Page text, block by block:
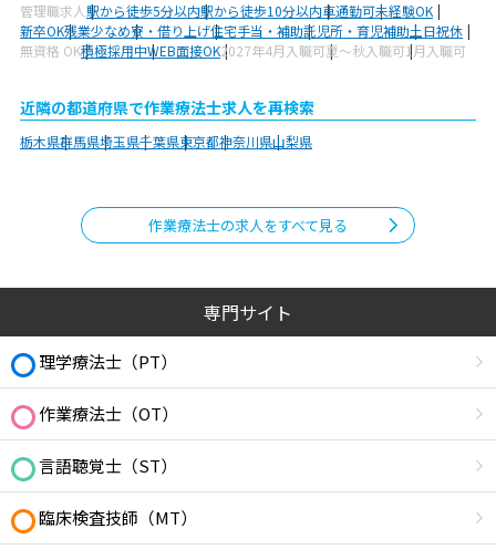
管理職求人駅から徒歩5分以内駅から徒歩10分以内車通勤可未経験OK
新卒OK残業少なめ寮・借り上げ住宅手当・補助託児所・育児補助土日祝休
無資格 OK積極採用中WEB面接OK2027年4月入職可夏～秋入職可1月入職可
近隣の都道府県で作業療法士求人を再検索
栃木県群馬県埼玉県千葉県東京都神奈川県山梨県
作業療法士の求人をすべて見る
専門サイト
理学療法士（PT）
作業療法士（OT）
言語聴覚士（ST）
臨床検査技師（MT）